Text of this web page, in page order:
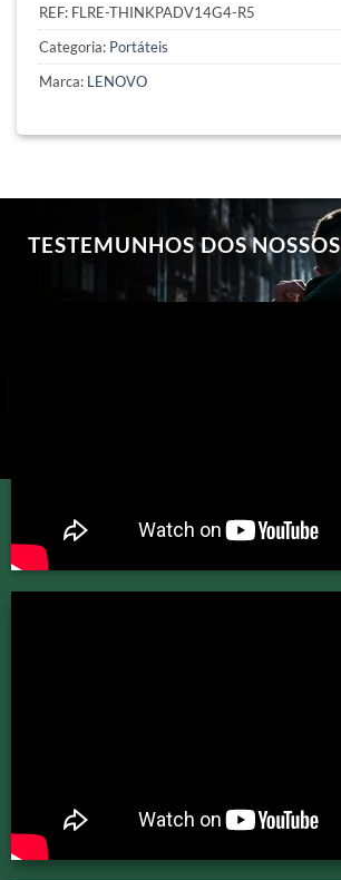
REF: FLRE-THINKPADV14G4-R5
Categoria: Portáteis
Marca: LENOVO
TESTEMUNHOS DOS NOSSOS